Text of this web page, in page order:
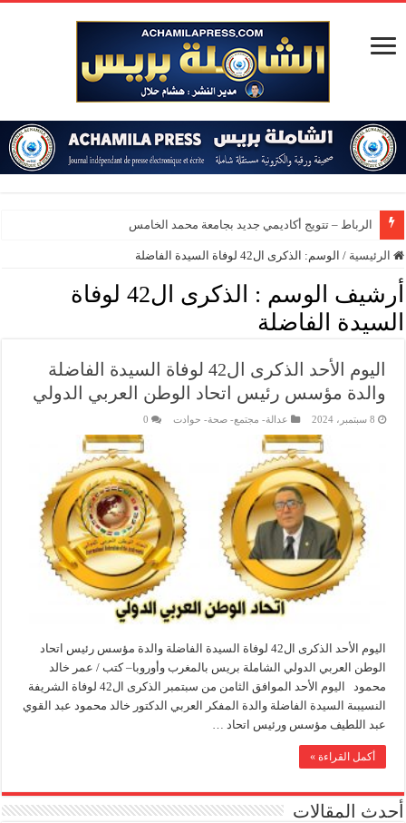
الرباط – تتويج أكاديمي جديد بجامعة محمد الخامس
الرئيسية / الوسم: الذكرى ال42 لوفاة السيدة الفاضلة
أرشيف الوسم :
الذكرى ال42 لوفاة
السيدة الفاضلة
اليوم الأحد الذكرى ال42 لوفاة السيدة الفاضلة
والدة مؤسس رئيس اتحاد الوطن العربي الدولي
8 سبتمبر، 2024 عدالة- مجتمع- صحة- حوادت 0
اليوم الأحد الذكرى ال42 لوفاة السيدة الفاضلة والدة مؤسس رئيس اتحاد
الوطن العربي الدولي الشاملة بريس بالمغرب وأوروبا– كتب / عمر خالد
محمود اليوم الأحد الموافق الثامن من سبتمبر الذكرى ال42 لوفاة الشريفة
النسيبىة السيدة الفاضلة والدة المفكر العربي الدكتور خالد محمود عبد القوي
عبد اللطيف مؤسس ورئيس اتحاد …
أكمل القراءة »
أحدث المقالات